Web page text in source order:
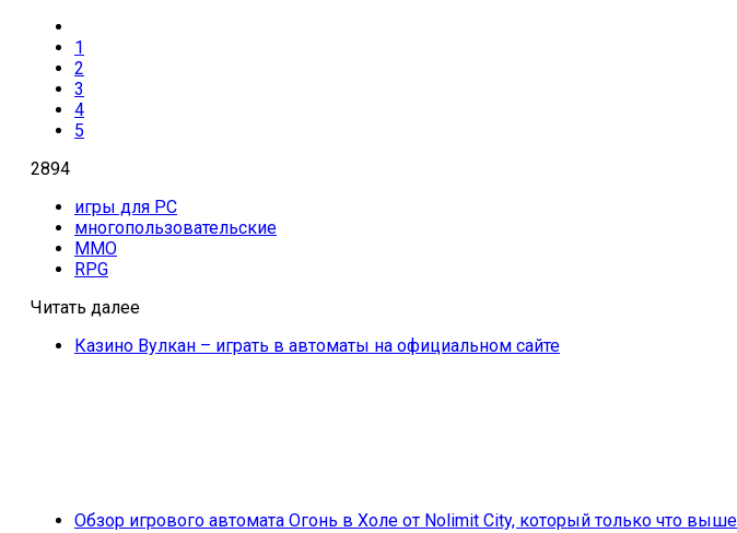
1
2
3
4
5
2894
игры для PC
многопользовательские
MMO
RPG
Читать далее
Казино Вулкан – играть в автоматы на официальном сайте
Обзор игрового автомата Огонь в Холе от Nolimit City, который только что